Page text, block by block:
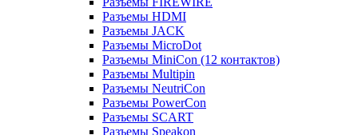
Разъемы HDMI
Разъемы JACK
Разъемы MicroDot
Разъемы MiniCon (12 контактов)
Разъемы Multipin
Разъемы NeutriCon
Разъемы PowerCon
Разъемы SCART
Разъемы Speakon